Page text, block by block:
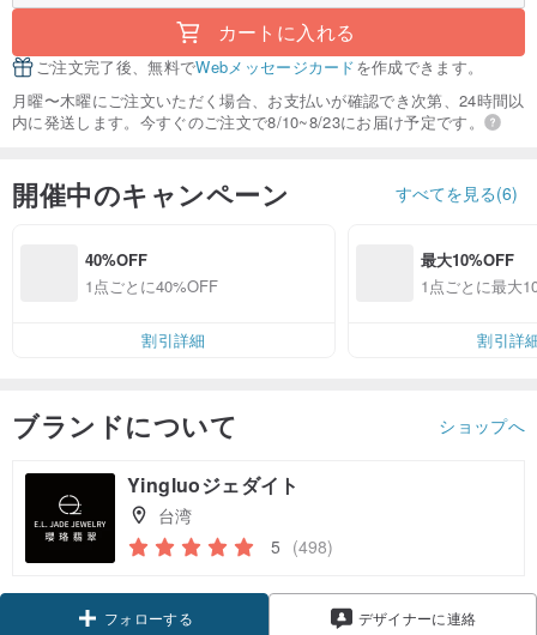
カートに入れる
ご注文完了後、無料でWebメッセージカードを作成できます。
月曜〜木曜にご注文いただく場合、お支払いが確認でき次第、24時間以
内に発送します。今すぐのご注文で8/10~8/23にお届け予定です。
開催中のキャンペーン すべてを見る(6)
40%OFF
1点ごとに40%OFF
割引詳細
最大10%OFF
1点ごとに最大
割引詳
ブランドについて ショップへ
Yingluoジェダイト
台湾
5 (498)
クーポン取得
フォローする デザイナーに連絡